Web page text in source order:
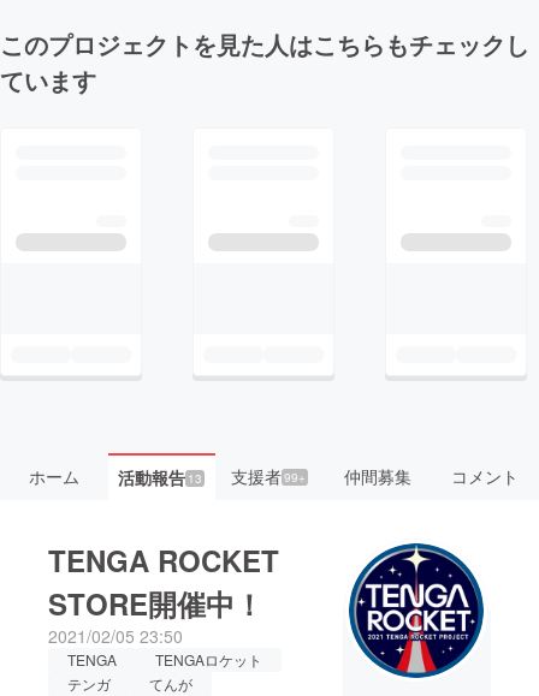
このプロジェクトを見た人はこちらもチェックし
ています
ホーム 活動報告13 支援者99+ 仲間募集 コメント
TENGA ROCKET
STORE開催中！
2021/02/05 23:50
TENGA
TENGAロケット
テンガ
てんが